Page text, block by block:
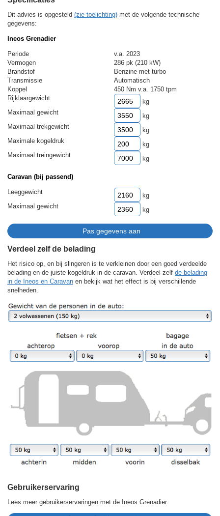
Dit advies is opgesteld (zie toelichting) met de volgende technische
gegevens:
Ineos Grenadier
Periode
v.a. 2023
Vermogen
286 pk (210 kW)
Brandstof
Benzine met turbo
Transmissie
Automatisch
Koppel
450 Nm v.a. 1750 tpm
Rijklaargewicht
kg
Maximaal gewicht
kg
Maximaal trekgewicht
kg
Maximale kogeldruk
kg
Maximaal treingewicht
kg
Caravan (bij passend)
Leeggewicht
kg
Maximaal gewicht
kg
Verdeel zelf de belading
Het risico op, en bij slingeren is te verkleinen door een goed verdeelde
belading en de juiste kogeldruk in de caravan. Verdeel zelf de belading
in de Ineos en Caravan en bekijk wat het effect is bij verschillende
snelheden.
Gebruikerservaring
Lees meer gebruikerservaringen met de Ineos Grenadier.